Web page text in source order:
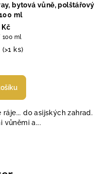
bytová vůně, polštářový
ml
Kč
100 ml
(>1 ks)
do asijských zahrad.
vůněmi a...